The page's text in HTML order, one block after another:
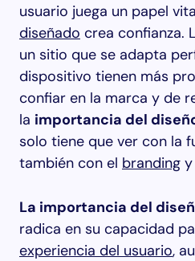
usuario juega un papel
diseñado crea confianza.
un sitio que se adapta
dispositivo tienen más
confiar en la marca y de
la importancia del
solo tiene que ver con la
también con el branding
La importancia del
radica en su capacidad
experiencia del usuario,